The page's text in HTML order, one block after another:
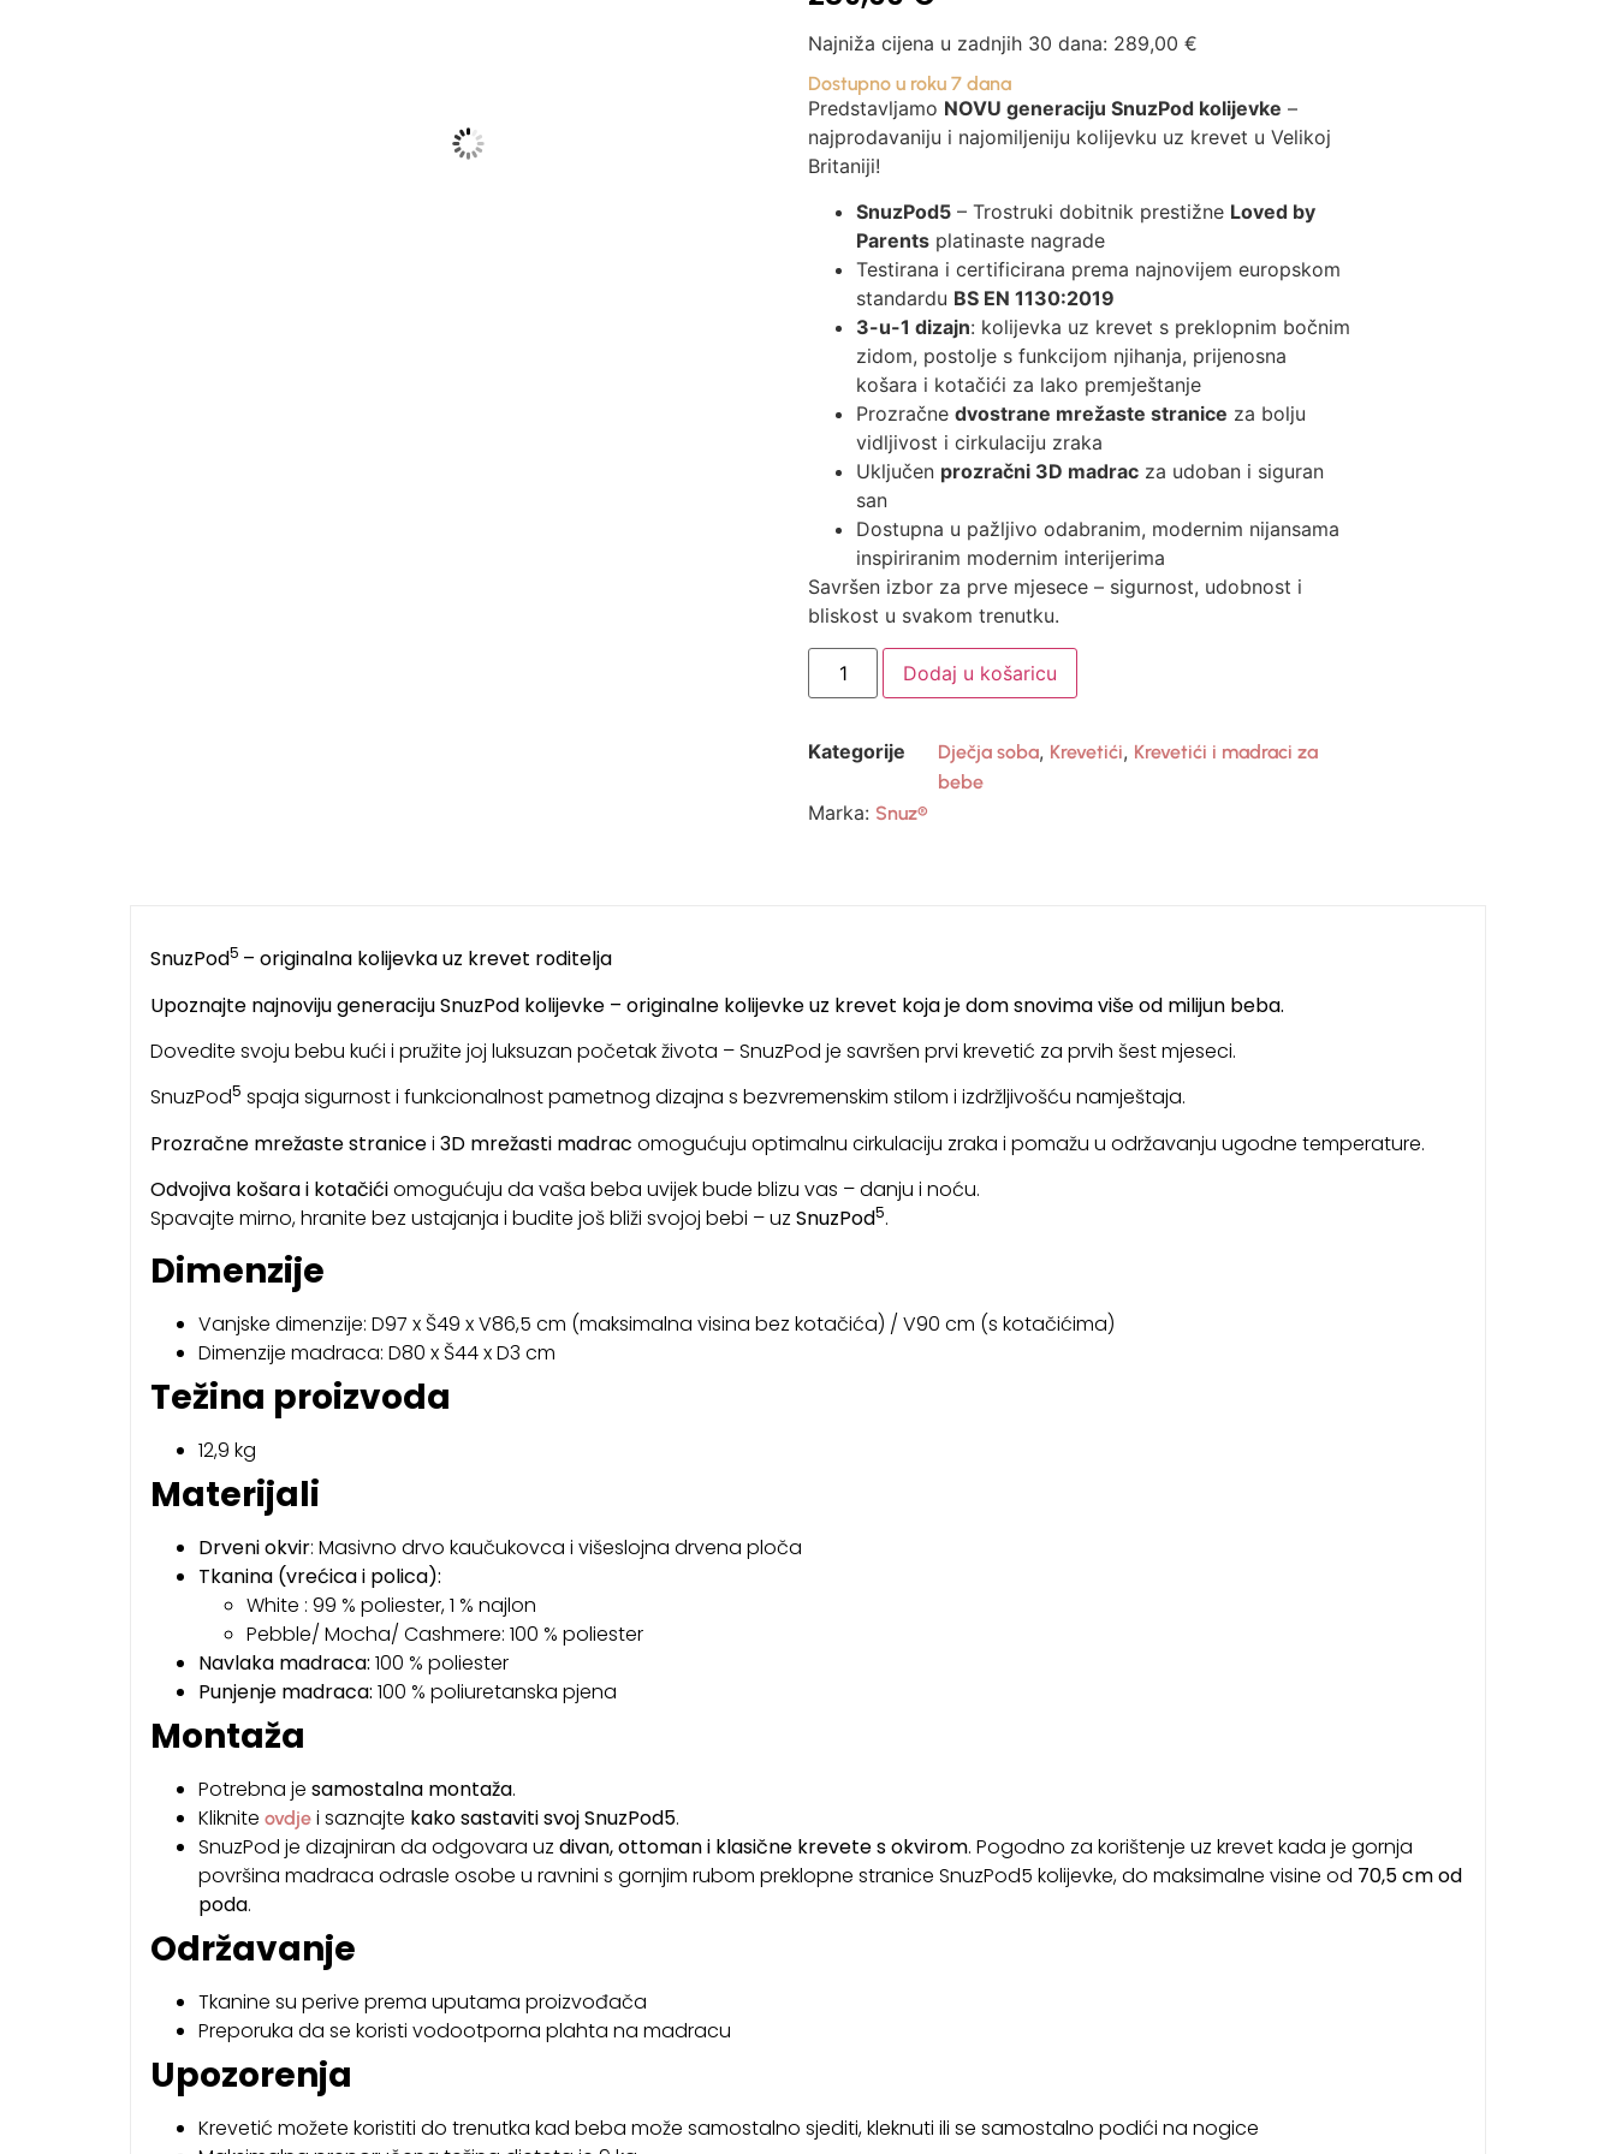
Najniža cijena u zadnjih 30 dana: 289,00 €
Dostupno u roku 7 dana
Predstavljamo NOVU generaciju SnuzPod kolijevke –
najprodavaniju i najomiljeniju kolijevku uz krevet u Velikoj
Britaniji!
SnuzPod5 – Trostruki dobitnik prestižne Loved by
Parents platinaste nagrade
Testirana i certificirana prema najnovijem europskom
standardu BS EN 1130:2019
3-u-1 dizajn: kolijevka uz krevet s preklopnim bočnim
zidom, postolje s funkcijom njihanja, prijenosna
košara i kotačići za lako premještanje
Prozračne dvostrane mrežaste stranice za bolju
vidljivost i cirkulaciju zraka
Uključen prozračni 3D madrac za udoban i siguran
san
Dostupna u pažljivo odabranim, modernim nijansama
inspiriranim modernim interijerima
Savršen izbor za prve mjesece – sigurnost, udobnost i
bliskost u svakom trenutku.
Dodaj u košaricu
Kategorije Dječja soba, Krevetići, Krevetići i madraci za
bebe
Marka: Snuz®
SnuzPod5 – originalna kolijevka uz krevet roditelja
Upoznajte najnoviju generaciju SnuzPod kolijevke – originalne kolijevke uz krevet koja je dom snovima više od milijun beba.
Dovedite svoju bebu kući i pružite joj luksuzan početak života – SnuzPod je savršen prvi krevetić za prvih šest mjeseci.
SnuzPod5 spaja sigurnost i funkcionalnost pametnog dizajna s bezvremenskim stilom i izdržljivošću namještaja.
Prozračne mrežaste stranicei 3D mrežasti madrac omogućuju optimalnu cirkulaciju zraka i pomažu u održavanju ugodne temperature.
Odvojiva košara i kotačićiomogućuju da vaša beba uvijek bude blizu vas – danju i noću.
Spavajte mirno, hranite bez ustajanja i budite još bliži svojoj bebi – uz SnuzPod5.
Dimenzije
Vanjske dimenzije: D97 x Š49 x V86,5 cm (maksimalna visina bez kotačića) / V90 cm (s kotačićima)
Dimenzije madraca: D80 x Š44 x D3 cm
Težina proizvoda
12,9 kg
Materijali
Drveni okvir: Masivno drvo kaučukovca i višeslojna drvena ploča
Tkanina (vrećica i polica):
White : 99 % poliester, 1 % najlon
Pebble/ Mocha/ Cashmere: 100 % poliester
Navlaka madraca: 100 % poliester
Punjenje madraca: 100 % poliuretanska pjena
Montaža
Potrebna je samostalna montaža.
Kliknite ovdjei saznajte kako sastaviti svoj SnuzPod5.
SnuzPod je dizajniran da odgovara uz divan, ottoman i klasične krevete s okvirom. Pogodno za korištenje uz krevet kada je gornja
površina madraca odrasle osobe u ravnini s gornjim rubom preklopne stranice SnuzPod5 kolijevke, do maksimalne visine od 70,5 cm od
poda.
Održavanje
Tkanine su perive prema uputama proizvođača
Preporuka da se koristi vodootporna plahta na madracu
Upozorenja
Krevetić možete koristiti do trenutka kad beba može samostalno sjediti, kleknuti ili se samostalno podići na nogice